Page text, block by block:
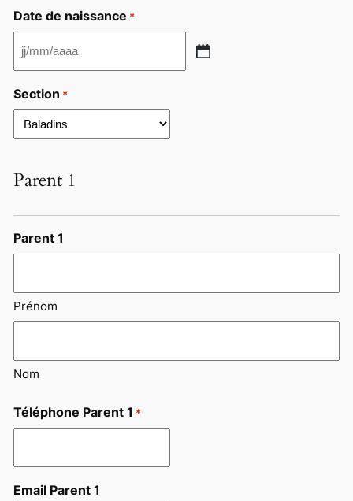
Date de naissance *
s
a
h
s
s
h
A
A
Section *
Parent 1
Parent 1
Prénom
Nom
Téléphone Parent 1 *
Email Parent 1